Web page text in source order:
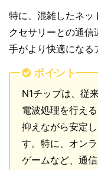
特に、混雑したネッ
クセサリーとの通
手がより快適になる
ポイント
N1チップは、従
電波処理を行え
抑えながら安定
す。特に、オン
ゲームなど、通